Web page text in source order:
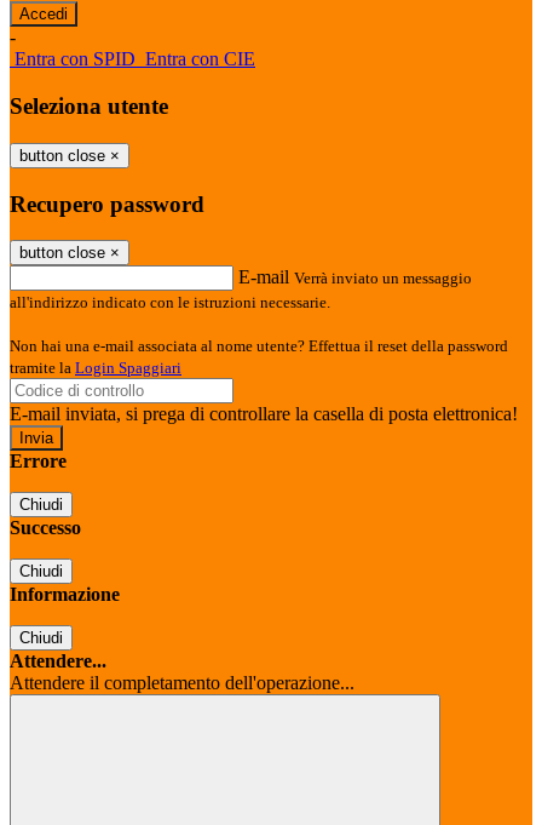
-
Entra con SPID Entra con CIE
Seleziona utente
button close ×
Recupero password
button close ×
E-mail Verrà inviato un messaggio
all'indirizzo indicato con le istruzioni necessarie.
Non hai una e-mail associata al nome utente? Effettua il reset della password
tramite la Login Spaggiari
E-mail inviata, si prega di controllare la casella di posta elettronica!
Errore
Chiudi
Successo
Chiudi
Informazione
Chiudi
Attendere...
Attendere il completamento dell'operazione...